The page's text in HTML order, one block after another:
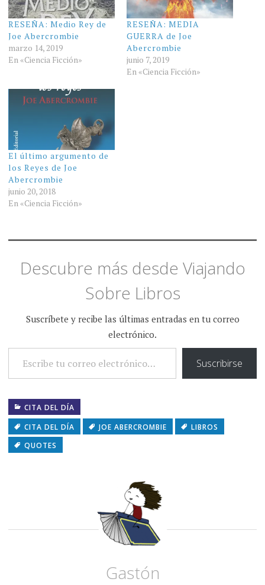
RESEÑA: Medio Rey de
Joe Abercrombie
marzo 14, 2019
En «Ciencia Ficción»
RESEÑA: MEDIA
GUERRA de Joe
Abercrombie
junio 7, 2019
En «Ciencia Ficción»
El último argumento de
los Reyes de Joe
Abercrombie
junio 20, 2018
En «Ciencia Ficción»
Descubre más desde Viajando
Sobre Libros
Suscríbete y recibe las últimas entradas en tu correo
electrónico.
ESCRIBE TU CORREO ELECTRÓNICO…
Suscribirse
CITA DEL DÍA
CITA DEL DÍA
JOE ABERCROMBIE
LIBROS
QUOTES
Gastón